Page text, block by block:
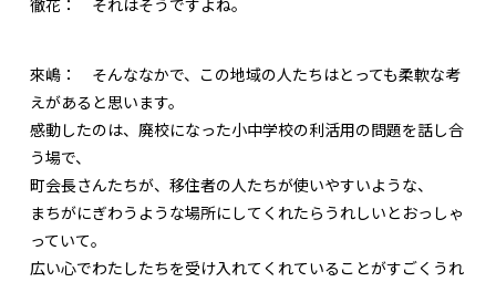
來嶋： そんななかで、この地域の人たちはとっても柔軟な考
えがあると思います。
感動したのは、廃校になった小中学校の利活用の問題を話し合
う場で、
町会長さんたちが、移住者の人たちが使いやすいような、
まちがにぎわうような場所にしてくれたらうれしいとおっしゃ
っていて。
広い心でわたしたちを受け入れてくれていることがすごくうれ